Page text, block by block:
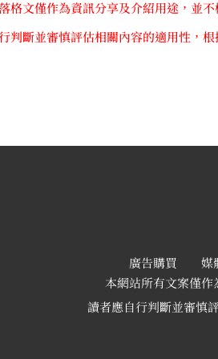
格文僅作為資訊分享及介紹用途，並不
判斷並審慎評估相關內容的適用性，
廣告購買 媒
本網站所有文案僅作
讀者應自行判斷並審慎